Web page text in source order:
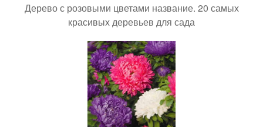
Дерево с розовыми цветами название. 20 самых
красивых деревьев для сада